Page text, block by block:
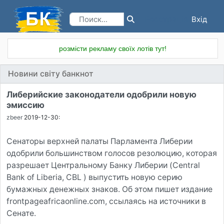
Вхід
розмісти рекламу своїх лотів тут!
Новини світу банкнот
Либерийские законодатели одобрили новую
эмиссию
zbeer 2019-12-30:
Сенаторы верхней палаты Парламента Либерии
одобрили большинством голосов резолюцию, которая
разрешает Центральному Банку Либерии (Central
Bank of Liberia, CBL ) выпустить новую серию
бумажных денежных знаков. Об этом пишет издание
frontpageafricaonline.com, ссылаясь на источники в
Сенате.